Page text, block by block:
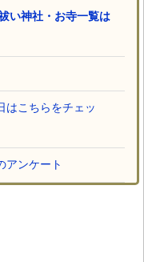
い神社・お寺一覧は
はこちらをチェッ
アンケート